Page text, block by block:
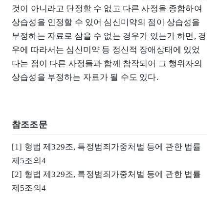
것이 아니라고 단정할 수 없고 다른 사정을 종합하여
상습성을 인정할 수 있어 심신미약의 점이 상습성을
부정하는 자료로 삼을 수 없는 경우가 있는가 하면, 경
우에 따라서는 심신미약 등 정신적 장애상태에 있었
다는 점이 다른 사정들과 함께 참작되어 그 행위자의
상습성을 부정하는 자료가 될 수도 있다.
참조조문
[1] 형법 제329조, 특정범죄가중처벌 등에 관한 법률
제5조의4
[2] 형법 제329조, 특정범죄가중처벌 등에 관한 법률
제5조의4